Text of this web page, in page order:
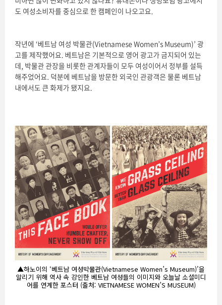
도 여성소비자를 중심으로 한 캠페인이 나오고요.
작년에 ‘베트남 여성 박물관(Vietnamese Women’s Museum)’ 광
고를 제작했어요. 베트남은 기본적으로 영어 광고가 금지되어 있는
데, 박물관 관장을 비롯한 관계자들이 모두 여성이어서 정부를 설득
해주었어요. 덕분에 베트남을 방문한 외국인 관광객은 물론 베트남
내에서도 큰 화제가 됐지요.
▲하노이의 ‘베트남 여성박물관(Vietnamese Women’s Museum)’을
알리기 위해 역사 속 강인한 베트남 여성들의 이미지와 오늘날 소셜미디
어를 연계한 포스터 (출처: VIETNAMESE WOMEN’S MUSEUM)